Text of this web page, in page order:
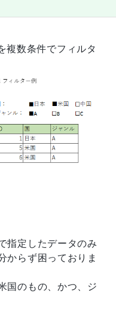
数条件でフィルタ
指定したデータのみ
からず困っておりま
国のもの、かつ、ジ